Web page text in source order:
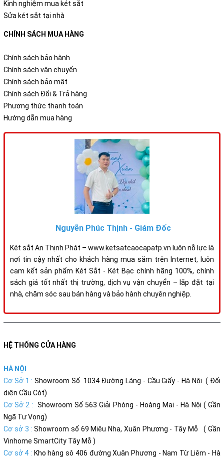
Kinh nghiệm mua két sắt
Sửa két sắt tại nhà
CHÍNH SÁCH MUA HÀNG
Chính sách bảo hành
Chính sách vận chuyển
Chính sách bảo mật
Chính sách Đổi & Trả hàng
Phương thức thanh toán
Hướng dẫn mua hàng
Nguyễn Phúc Thịnh - Giám Đốc
Két sắt An Thịnh Phát – www.ketsatcaocapatp.vn luôn nỗ lực là
nơi tin cậy nhất cho khách hàng mua sắm trên Internet, luôn
cam kết sản phẩm Két Sắt - Két Bạc chính hãng 100%, chính
sách giá tốt nhất thị trường, dịch vụ vận chuyển – lắp đặt tại
nhà, chăm sóc sau bán hàng và bảo hành chuyên nghiệp.
HỆ THỐNG CỬA HÀNG
HÀ NỘI
Cơ Sở 1 : Showroom Số 1034 Đường Láng - Cầu Giấy - Hà Nội ( Đối
diện Cầu Cót)
Cơ Sở 2 : Showroom Số 563 Giải Phóng - Hoàng Mai - Hà Nội ( Gần
Ngã Tư Vọng)
Cơ sở 3 : Showroom số 69 Miêu Nha, Xuân Phương - Tây Mỗ ( Gần
Vinhome SmartCity Tây Mỗ )
Cơ sở 4 : Kho hàng sô 406 đường Xuân Phương - Nam Từ Liêm - Hà